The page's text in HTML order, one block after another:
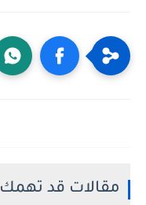
مقالات قد تهمك